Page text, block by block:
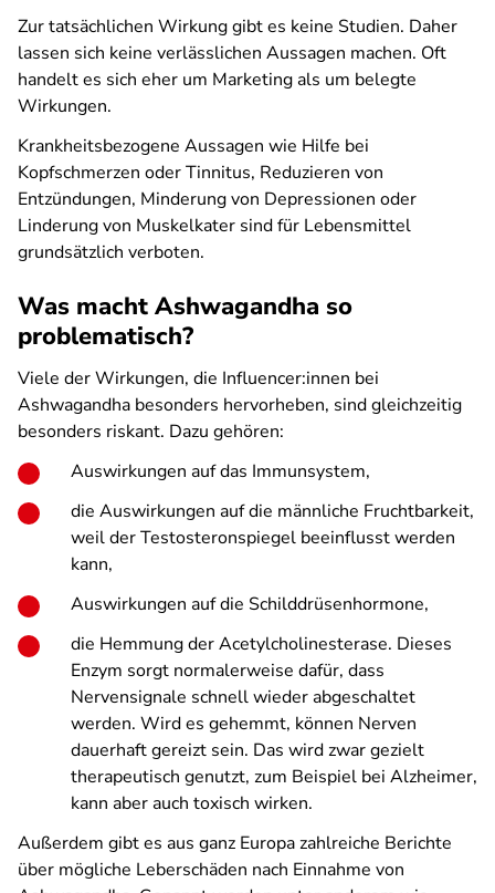
Zur tatsächlichen Wirkung gibt es keine Studien. Daher
lassen sich keine verlässlichen Aussagen machen. Oft
handelt es sich eher um Marketing als um belegte
Wirkungen.
Krankheitsbezogene Aussagen wie Hilfe bei
Kopfschmerzen oder Tinnitus, Reduzieren von
Entzündungen, Minderung von Depressionen oder
Linderung von Muskelkater sind für Lebensmittel
grundsätzlich verboten.
Was macht Ashwagandha so
problematisch?
Viele der Wirkungen, die Influencer:innen bei
Ashwagandha besonders hervorheben, sind gleichzeitig
besonders riskant. Dazu gehören:
Auswirkungen auf das Immunsystem,
die Auswirkungen auf die männliche Fruchtbarkeit,
weil der Testosteronspiegel beeinflusst werden
kann,
Auswirkungen auf die Schilddrüsenhormone,
die Hemmung der Acetylcholinesterase. Dieses
Enzym sorgt normalerweise dafür, dass
Nervensignale schnell wieder abgeschaltet
werden. Wird es gehemmt, können Nerven
dauerhaft gereizt sein. Das wird zwar gezielt
therapeutisch genutzt, zum Beispiel bei Alzheimer,
kann aber auch toxisch wirken.
Außerdem gibt es aus ganz Europa zahlreiche Berichte
über mögliche Leberschäden nach Einnahme von